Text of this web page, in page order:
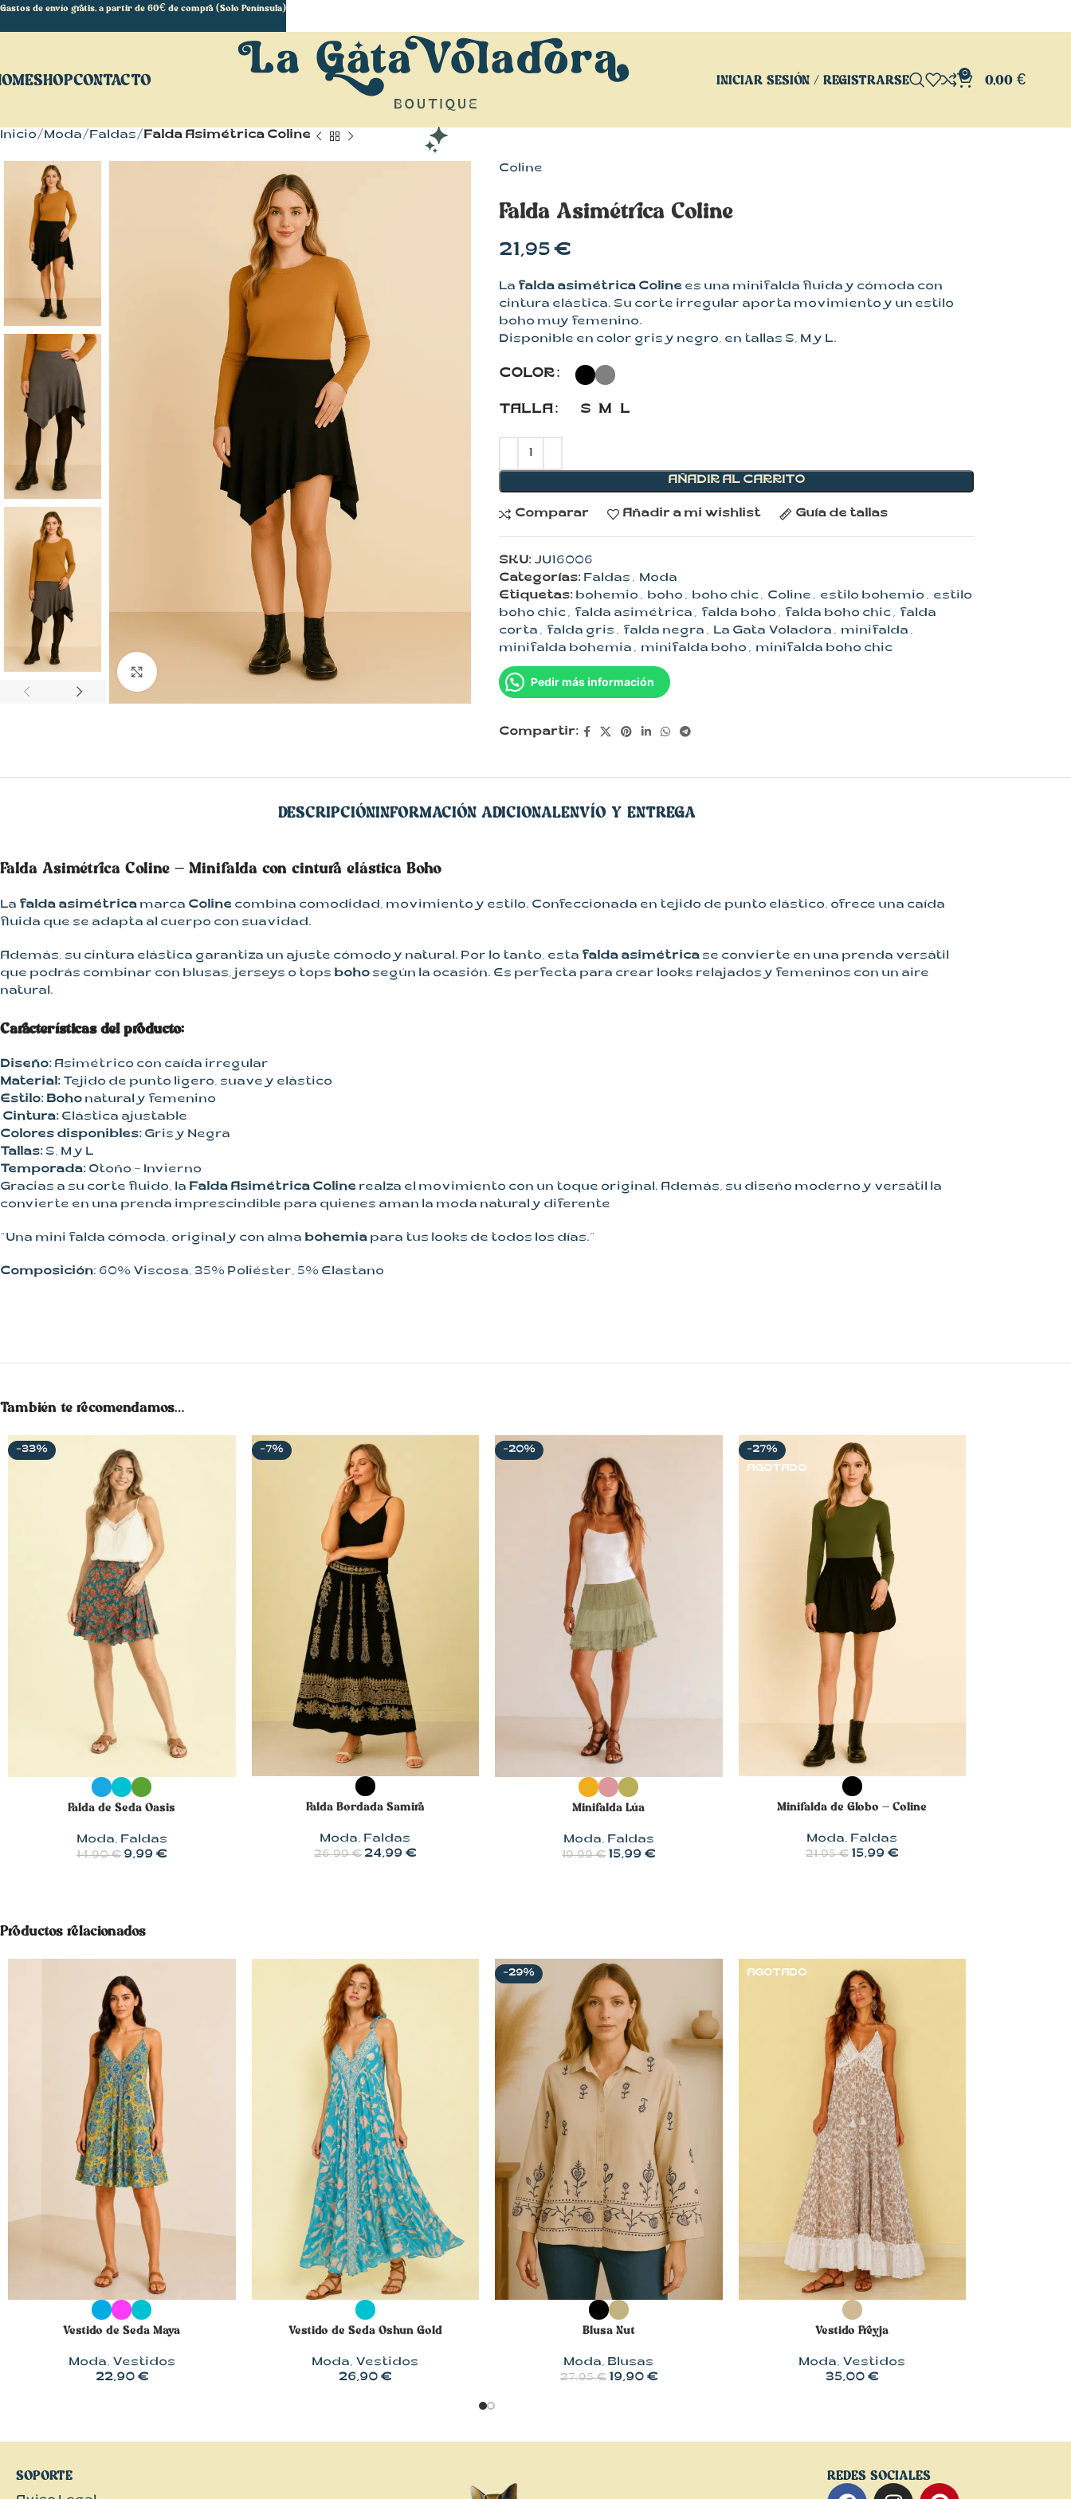
SHOP
CON MUCHO
ESTILO
Blusas
Chalecos
Chaquetas
Faldas
Jerseys
Vestidos
CONTACTO INICIAR SESIÓN / REGISTRARSE 0 0,00 €
Inicio Moda Faldas Falda Asimétrica Coline
Click to enlarge
Coline
Falda Asimétrica Coline
21,95€
La falda asimétrica Coline es una minifalda fluida y cómoda con
cintura elástica. Su corte irregular aporta movimiento y un estilo
boho muy femenino.
Disponible en color gris y negro, en tallas S, M y L.
COLOR
TALLA S M L
AÑADIR AL CARRITO
Comparar Añadir a mi wishlist Guía de tallas
SKU: JU16006
Categorías: Faldas , Moda
Etiquetas: bohemio , boho , boho chic, Coline , estilo bohemio , estilo
boho chic, falda asimétrica , falda boho , falda boho chic, falda
corta , falda gris , falda negra , La Gata Voladora , minifalda ,
minifalda bohemia , minifalda boho , minifalda boho chic
Pedir más información
Compartir:
DESCRIPCIÓNINFORMACIÓN ADICIONALENVÍO Y ENTREGA
Falda Asimétrica Coline – Minifalda con cintura elástica Boho
La falda asimétrica marca Coline combina comodidad, movimiento y estilo. Confeccionada en tejido de punto elástico, ofrece una caída
fluida que se adapta al cuerpo con suavidad.
Además, su cintura elástica garantiza un ajuste cómodo y natural. Por lo tanto, esta falda asimétrica se convierte en una prenda versátil
que podrás combinar con blusas, jerseys o tops boho según la ocasión. Es perfecta para crear looks relajados y femeninos con un aire
natural.
Características del producto:
Diseño: Asimétrico con caída irregular
Material: Tejido de punto ligero, suave y elástico
Estilo: Boho natural y femenino
Cintura: Elástica ajustable
Colores disponibles: Gris y Negra
Tallas: S, M y L
Temporada: Otoño – Invierno
Gracias a su corte fluido, la Falda Asimétrica Coline realza el movimiento con un toque original. Además, su diseño moderno y versátil la
convierte en una prenda imprescindible para quienes aman la moda natural y diferente
“Una mini falda cómoda, original y con alma bohemia para tus looks de todos los días.”
Composición: 60% Viscosa, 35% Poliéster, 5% Elastano
También te recomendamos…
-33%
SELECCIONAR OPCIONES
Falda de Seda Oasis
Moda, Faldas
14,90€ 9,99 €
-7%
SELECCIONAR OPCIONES
Falda Bordada Samira
Moda, Faldas
26,99€ 24,99 €
-20%
SELECCIONAR OPCIONES
Minifalda Lúa
Moda, Faldas
19,99€ 15,99 €
-27%
AGOTADO
SELECCIONAR OPCIONES
Minifalda de Globo – Coline
Moda, Faldas
21,95€ 15,99 €
Productos relacionados
SELECCIONAR OPCIONES
Vestido de Seda Maya
Moda, Vestidos
22,90 €
SELECCIONAR OPCIONES
Vestido de Seda Oshun Gold
Moda, Vestidos
26,90 €
-29%
SELECCIONAR OPCIONES
Blusa Nut
Moda, Blusas
27,95€ 19,90 €
AGOTADO
SELECCIONAR OPCIONES
Vestido Freyja
Moda, Vestidos
35,00 €
SOPORTE REDES SOCIALES
Gastos de envío gratis, a partir de 60€ de compra (Solo Península)